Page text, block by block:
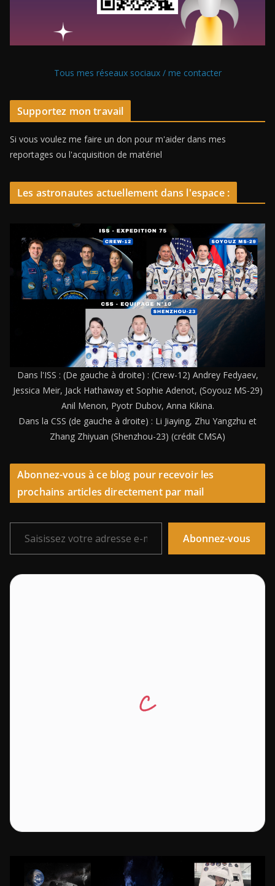
Tous mes réseaux sociaux / me contacter
Supportez mon travail
Si vous voulez me faire un don pour m'aider dans mes
reportages ou l'acquisition de matériel
Les astronautes actuellement dans l'espace :
Dans l'ISS : (De gauche à droite) : (Crew-12) Andrey Fedyaev,
Jessica Meir, Jack Hathaway et Sophie Adenot, (Soyouz MS-29)
Anil Menon, Pyotr Dubov, Anna Kikina.
Dans la CSS (de gauche à droite) : Li Jiaying, Zhu Yangzhu et
Zhang Zhiyuan (Shenzhou-23) (crédit CMSA)
Abonnez-vous à ce blog pour recevoir les
prochains articles directement par mail
Saisissez votre adresse e-mail…
Abonnez-vous